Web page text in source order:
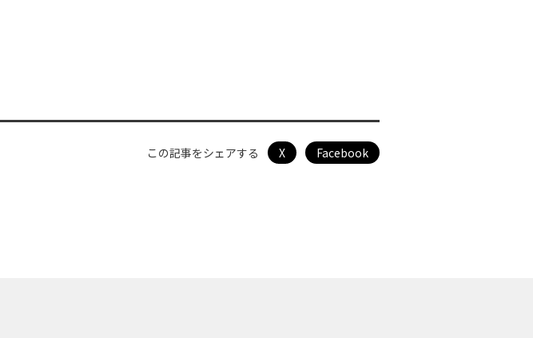
この記事をシェアする X Facebook